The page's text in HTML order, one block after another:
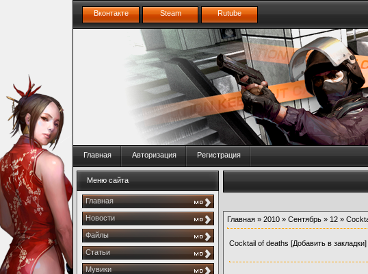
Вконтакте Steam Rutube
Главная Авторизация Регистрация
Меню сайта
Главная
Новости
Файлы
Статьи
Мувики
Главная » 2010 » Сентябрь » 12 »
Cocktail of deaths [Добавить в закладки]